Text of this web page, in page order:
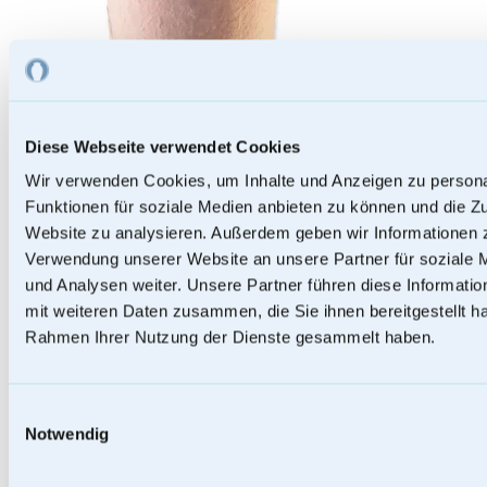
Diese Webseite verwendet Cookies
Wir verwenden Cookies, um Inhalte und Anzeigen zu
Funktionen für soziale Medien anbieten zu können und die
Website zu analysieren. Außerdem geben wir Informationen
Verwendung unserer Website an unsere Partner für soziale
und Analysen weiter. Unsere Partner führen diese
mit weiteren Daten zusammen, die Sie ihnen bereitgestellt
Rahmen Ihrer Nutzung der Dienste gesammelt haben.
Notwendig
Papierurnen